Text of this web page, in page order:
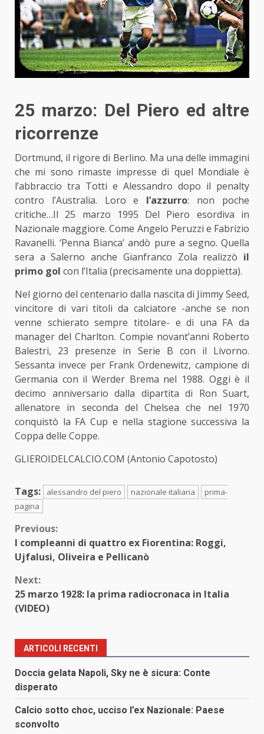
25 marzo: Del Piero ed altre
ricorrenze
Dortmund, il rigore di Berlino. Ma una delle immagini
che mi sono rimaste impresse di quel Mondiale è
l’abbraccio tra Totti e Alessandro dopo il penalty
contro l’Australia. Loro e l’azzurro: non poche
critiche…Il 25 marzo 1995 Del Piero esordiva in
Nazionale maggiore. Come Angelo Peruzzi e Fabrizio
Ravanelli. ‘Penna Bianca’ andò pure a segno. Quella
sera a Salerno anche Gianfranco Zola realizzò il
primo gol con l’Italia (precisamente una doppietta).
Nel giorno del centenario dalla nascita di Jimmy Seed,
vincitore di vari titoli da calciatore -anche se non
venne schierato sempre titolare- e di una FA da
manager del Charlton. Compie novant’anni Roberto
Balestri, 23 presenze in Serie B con il Livorno.
Sessanta invece per Frank Ordenewitz, campione di
Germania con il Werder Brema nel 1988. Oggi è il
decimo anniversario dalla dipartita di Ron Suart,
allenatore in seconda del Chelsea che nel 1970
conquistò la FA Cup e nella stagione successiva la
Coppa delle Coppe.
GLIEROIDELCALCIO.COM (Antonio Capotosto)
Tags: alessandro del piero nazionale italiana
prima-
pagina
Continue
Reading
Previous:
I compleanni di quattro ex Fiorentina: Roggi,
Ujfalusi, Oliveira e Pellicanò
Next:
25 marzo 1928: la prima radiocronaca in Italia
(VIDEO)
ARTICOLI RECENTI
Doccia gelata Napoli, Sky ne è sicura: Conte
disperato
Calcio sotto choc, ucciso l’ex Nazionale: Paese
sconvolto